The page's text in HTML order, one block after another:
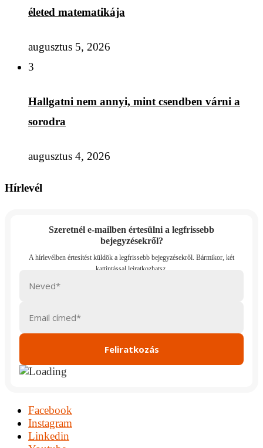
életed matematikája
augusztus 5, 2026
3
Hallgatni nem annyi, mint csendben várni a
sorodra
augusztus 4, 2026
Hírlevél
Szeretnél e-mailben értesülni a legfrissebb
bejegyzésekről?
Facebook
Instagram
Linkedin